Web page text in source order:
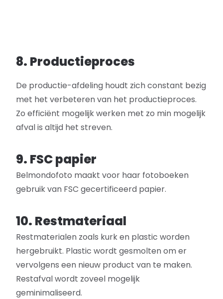
8. Productieproces
De productie-afdeling houdt zich constant bezig
met het verbeteren van het productieproces.
Zo efficiënt mogelijk werken met zo min mogelijk
afval is altijd het streven.
9. FSC papier
Belmondofoto maakt voor haar fotoboeken
gebruik van FSC gecertificeerd papier.
10. Restmateriaal
Restmaterialen zoals kurk en plastic worden
hergebruikt. Plastic wordt gesmolten om er
vervolgens een nieuw product van te maken.
Restafval wordt zoveel mogelijk
geminimaliseerd.